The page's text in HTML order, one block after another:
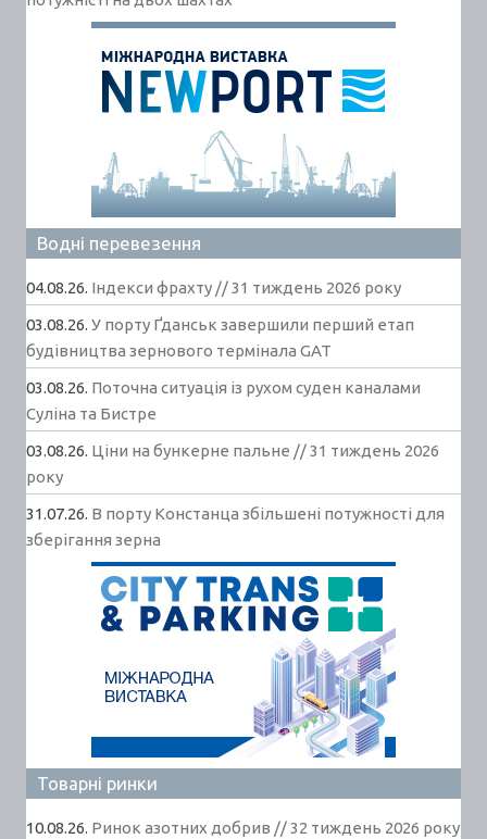
Водні перевезення
04.08.26. Індекси фрахту // 31 тиждень 2026 року
03.08.26. У порту Ґданськ завершили перший етап
будівництва зернового термінала GAT
03.08.26. Поточна ситуація із рухом суден каналами
Суліна та Бистре
03.08.26. Ціни на бункерне пальне // 31 тиждень 2026
року
31.07.26. В порту Констанца збільшені потужності для
зберігання зерна
Товарні ринки
10.08.26. Ринок азотних добрив // 32 тиждень 2026 року